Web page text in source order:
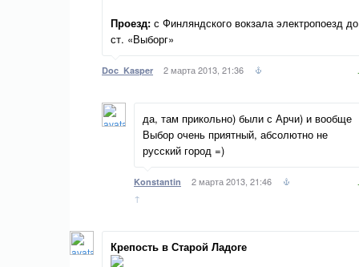
Проезд: с Финляндского вокзала электропоезд до
ст. «Выборг»
Doc_Kasper 2 марта 2013, 21:36
да, там прикольно) были с Арчи) и вообще
Выбор очень приятный, абсолютно не
русский город =)
Konstantin 2 марта 2013, 21:46
↑
Крепость в Старой Ладоге